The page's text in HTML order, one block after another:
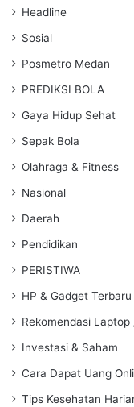
Headline
Sosial
Posmetro Medan
PREDIKSI BOLA
Gaya Hidup Sehat
Sepak Bola
Olahraga & Fitness
Nasional
Daerah
Pendidikan
PERISTIWA
HP & Gadget Terbaru
Rekomendasi Laptop
Investasi & Saham
Cara Dapat Uang
Tips Kesehatan